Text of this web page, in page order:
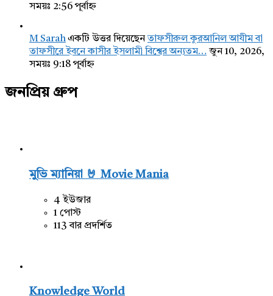
সময়ঃ 2:56 পূর্বাহ্ন
M Sarahএকটি উত্তর দিয়েছেনতাফসীরুল কুরআনিল আযীম বা
তাফসীরে ইবনে কাসীর ইসলামী বিশ্বের অন্যতম… জুন 10, 2026,
সময়ঃ 9:18 পূর্বাহ্ন
জনপ্রিয় গ্রুপ
মুভি ম্যানিয়া 🤘 Movie Mania
4 ইউজার
1 পোস্ট
113 বার প্রদর্শিত
Knowledge World